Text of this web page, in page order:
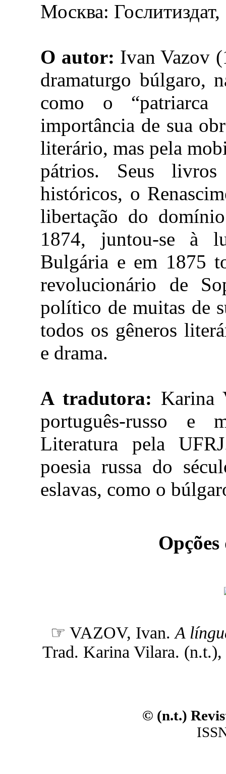
Москва:
O autor: Ivan Vazov
dramaturgo búlgaro,
como o “patriarca
importância de sua
literário, mas pela
pátrios. Seus livros
históricos, o
libertação do
1874, juntou-se à
Bulgária e em 1875
revolucionário de
político de muitas de
todos os gêneros
e drama.
A tradutora: Karina
português-russo e
Literatura pela
poesia russa do
eslavas, como o
☞ VAZOV, Ivan.A
Trad. Karina Vilara.
© (n.t.)